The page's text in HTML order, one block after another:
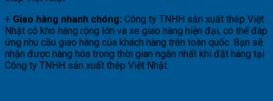
+ Giao hàng nhanh chóng: Công ty TNHH sản xuất thép Việt
Nhật có kho hàng rộng lớn và xe giao hàng hiện đại, có thể đáp
ứng nhu cầu giao hàng của khách hàng trên toàn quốc. Bạn sẽ
nhận được hàng hóa trong thời gian ngắn nhất khi đặt hàng tại
Công ty TNHH sản xuất thép Việt Nhật.